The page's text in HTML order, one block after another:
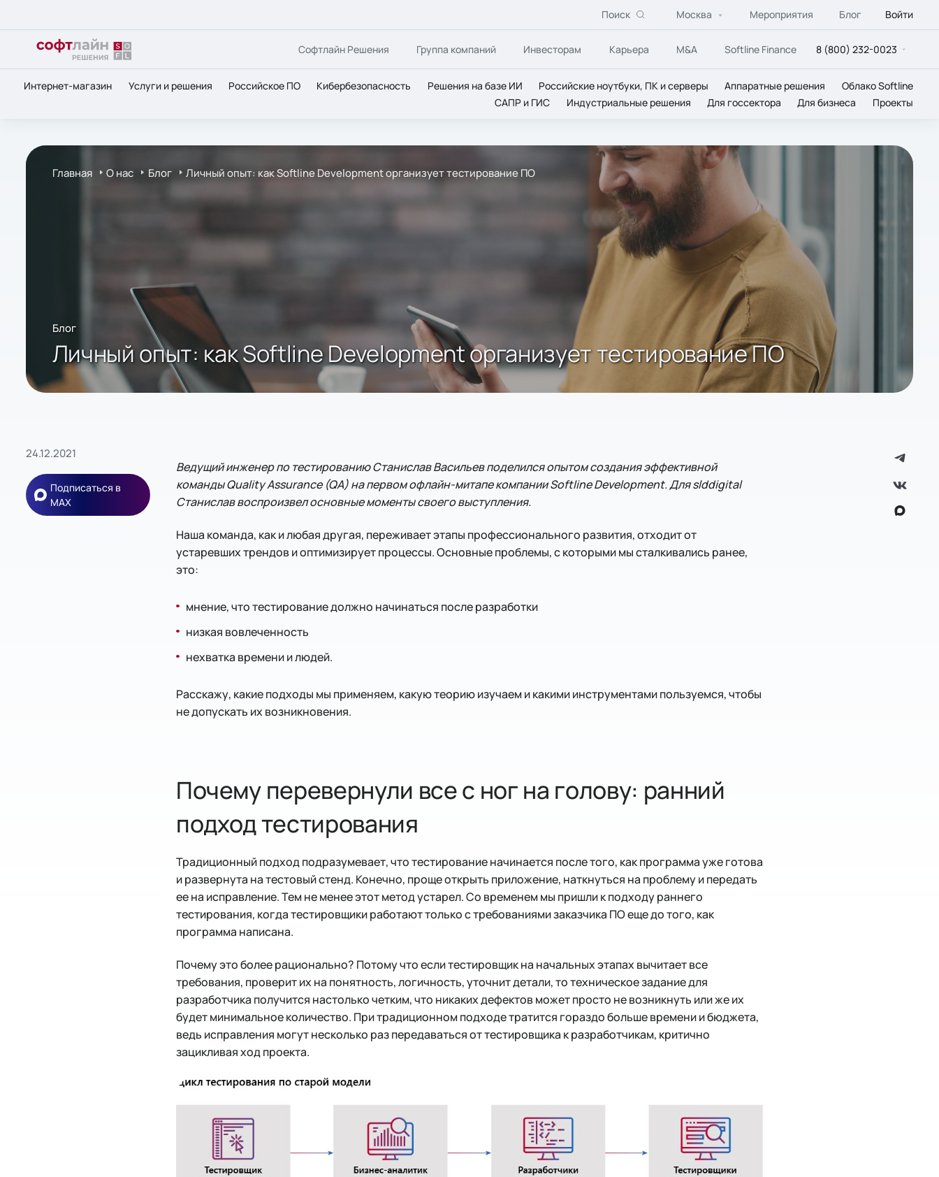
Поиск Москва Мероприятия Блог Войти
Софтлайн Решения Группа компаний Инвесторам Карьера M&A Softline Finance 8 (800) 232-0023
Интернет-магазин Услуги и решения Российское ПО Кибербезопасность Решения на базе ИИ Российские ноутбуки, ПК и серверы Аппаратные решения
Облако Softline
САПР и ГИС
Индустриальные решения Для госсектора Для бизнеса Проекты
Главная О нас Блог Личный опыт: как Softline Development организует тестирование ПО
Блог
Личный опыт: как Softline Development организует тестирование ПО
24.12.2021
Подписаться в
MAX
Ведущий инженер по тестированию Станислав Васильев поделился опытом создания эффективной
команды Quality Assurance (QA) на первом офлайн-митапе компании Softline Development. Для slddigital
Станислав воспроизвел основные моменты своего выступления.
Наша команда, как и любая другая, переживает этапы профессионального развития, отходит от
устаревших трендов и оптимизирует процессы. Основные проблемы, с которыми мы сталкивались ранее,
это:
мнение, что тестирование должно начинаться после разработки
низкая вовлеченность
нехватка времени и людей.
Расскажу, какие подходы мы применяем, какую теорию изучаем и какими инструментами пользуемся, чтобы
не допускать их возникновения.
Почему перевернули все с ног на голову: ранний
подход тестирования
Традиционный подход подразумевает, что тестирование начинается после того, как программа уже готова
и развернута на тестовый стенд. Конечно, проще открыть приложение, наткнуться на проблему и передать
ее на исправление. Тем не менее этот метод устарел. Со временем мы пришли к подходу раннего
тестирования, когда тестировщики работают только с требованиями заказчика ПО еще до того, как
программа написана.
Почему это более рационально? Потому что если тестировщик на начальных этапах вычитает все
требования, проверит их на понятность, логичность, уточнит детали, то техническое задание для
разработчика получится настолько четким, что никаких дефектов может просто не возникнуть или же их
будет минимальное количество. При традиционном подходе тратится гораздо больше времени и бюджета,
ведь исправления могут несколько раз передаваться от тестировщика к разработчикам, критично
зацикливая ход проекта.